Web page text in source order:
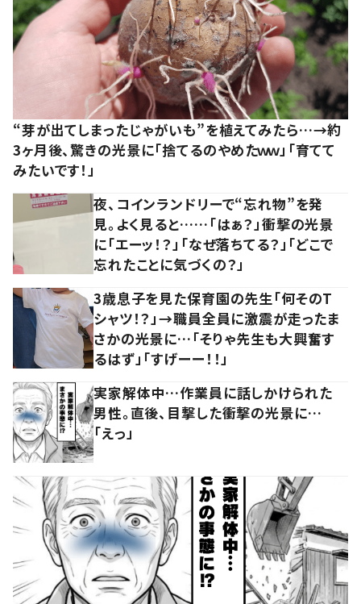
“芽が出てしまったじゃがいも”を植えてみたら…→約
3ヶ月後、驚きの光景に「捨てるのやめたｗｗ」「育てて
みたいです！」
夜、コインランドリーで“忘れ物”を発
見。よく見ると……「はぁ？」衝撃の光景
に「エーッ！？」「なぜ落ちてる？」「どこで
忘れたことに気づくの？」
3歳息子を見た保育園の先生「何そのT
シャツ！？」→職員全員に激震が走ったま
さかの光景に…「そりゃ先生も大興奮す
るはず」「すげーー！！」
実家解体中…作業員に話しかけられた
男性。直後、目撃した衝撃の光景に…
「えっ」